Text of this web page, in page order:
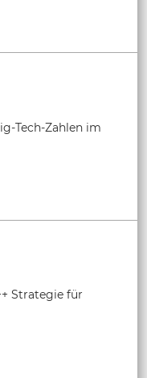
Tech-Zahlen im
Strategie für